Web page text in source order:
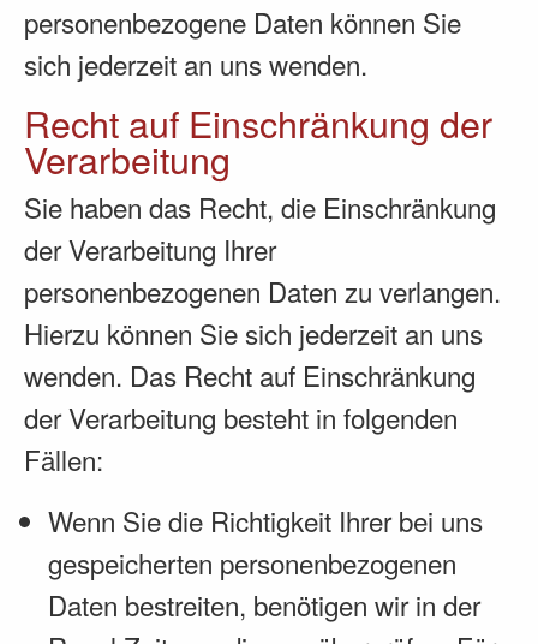
personenbezogene Daten können Sie
sich jederzeit an uns wenden.
Recht auf Einschränkung der
Verarbeitung
Sie haben das Recht, die Einschränkung
der Verarbeitung Ihrer
personenbezogenen Daten zu verlangen.
Hierzu können Sie sich jederzeit an uns
wenden. Das Recht auf Einschränkung
der Verarbeitung besteht in folgenden
Fällen:
Wenn Sie die Richtigkeit Ihrer bei uns
gespeicherten personenbezogenen
Daten bestreiten, benötigen wir in der